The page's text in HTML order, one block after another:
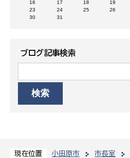
現在位置 小田原市 市長室
16
17 18 19
23
24 25 26
30
31
ブログ記事検索